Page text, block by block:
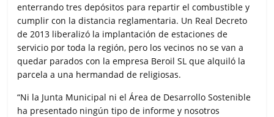
enterrando tres depósitos para repartir el combustible y
cumplir con la distancia reglamentaria. Un Real Decreto
de 2013 liberalizó la implantación de estaciones de
servicio por toda la región, pero los vecinos no se van a
quedar parados con la empresa Beroil SL que alquiló la
parcela a una hermandad de religiosas.
“Ni la Junta Municipal ni el Área de Desarrollo Sostenible
ha presentado ningún tipo de informe y nosotros